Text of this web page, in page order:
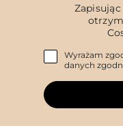
Wyrażam
danych